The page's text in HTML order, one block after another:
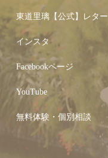
東道里璃【公式】レター
インスタ
Facebookページ
YouTube
無料体験・個別相談